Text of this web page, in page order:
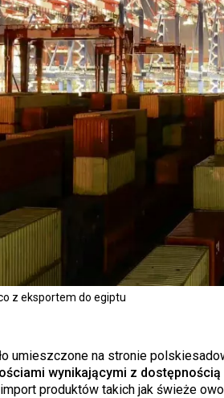
z eksportem do egiptu
umieszczone na stronie
wynikającymi z
produktów takich jak świeże